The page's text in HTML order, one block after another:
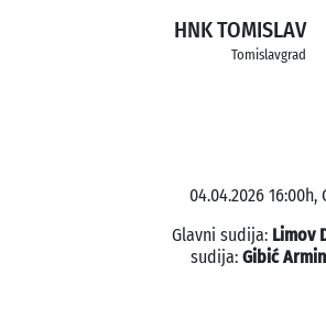
HNK TOMISLAV
Tomislavgrad
04.04.2026
Glavni sudija: Limov
sudija: Gibić Armin